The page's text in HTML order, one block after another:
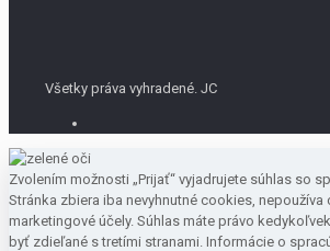
Všetky práva vyhradené. JC
Zvolením možnosti „Prijať“ vyjadrujete súhlas so
Stránka zbiera iba nevyhnutné cookies, nepoužíva
marketingové účely. Súhlas máte právo
byť zdieľané s tretími stranami. Informácie o